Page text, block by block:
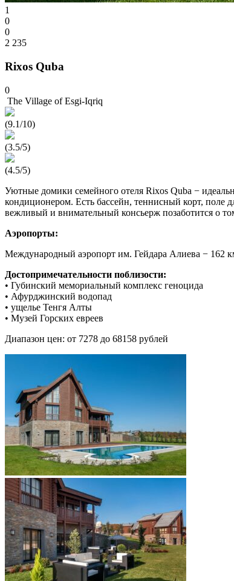
1
0
0
2 235
Rixos Quba
0
The Village of Esgi-Iqriq
(9.1/10)
(3.5/5)
(4.5/5)
Уютные домики семейного отеля Rixos Quba −
кондиционером. Есть бассейн, теннисный корт, поле
вежливый и внимательный консьерж позаботится о
Аэропорты:
Международный аэропорт им. Гейдара Алиева − 162
Достопримечательности поблизости:
• Губинский мемориальный комплекс геноцида
• Афурджинский водопад
• ущелье Тенгя Алты
• Музей Горских евреев
Диапазон цен: от 7278 до 68158 рублей